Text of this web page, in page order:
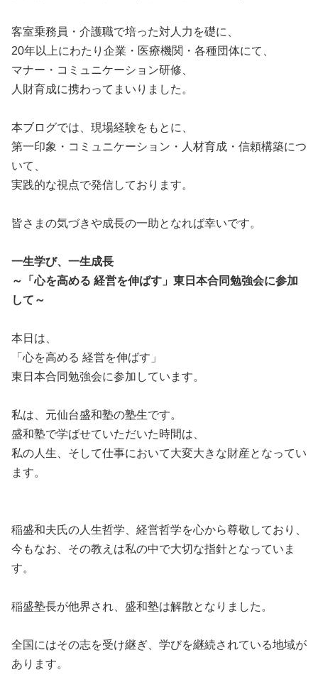
客室乗務員・介護職で培った対人力を礎に、
20年以上にわたり企業・医療機関・各種団体にて、
マナー・コミュニケーション研修、
人財育成に携わってまいりました。
本ブログでは、現場経験をもとに、
第一印象・コミュニケーション・人材育成・信頼構築につ
いて、
実践的な視点で発信しております。
皆さまの気づきや成長の一助となれば幸いです。
一生学び、一生成長
～「心を高める 経営を伸ばす」東日本合同勉強会に参加
して～
本日は、
「心を高める 経営を伸ばす」
東日本合同勉強会に参加しています。
私は、元仙台盛和塾の塾生です。
盛和塾で学ばせていただいた時間は、
私の人生、そして仕事において大変大きな財産となってい
ます。
稲盛和夫氏の人生哲学、経営哲学を心から尊敬しており、
今もなお、その教えは私の中で大切な指針となっていま
す。
稲盛塾長が他界され、盛和塾は解散となりました。
全国にはその志を受け継ぎ、学びを継続されている地域が
あります。